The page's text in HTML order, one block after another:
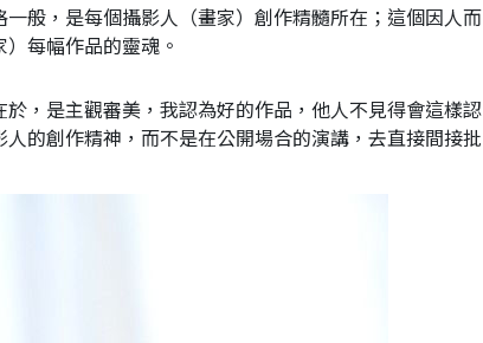
般，是每個攝影人（畫家）創作精髓所在；這個因人而
每幅作品的靈魂。
，是主觀審美，我認為好的作品，他人不見得會這樣認
的創作精神，而不是在公開場合的演講，去直接間接批